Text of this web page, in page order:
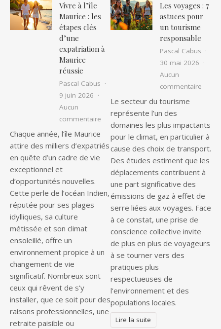
Vivre à l’île
Maurice : les
étapes clés
d’une
expatriation à
Maurice
réussie
Pascal Cabus
9 juin 2026
Aucun
commentaire sur Vivre à l’île Maurice : les étapes
Chaque année, l’île Maurice
attire des milliers d’expatriés
en quête d’un cadre de vie
exceptionnel et
d’opportunités nouvelles.
Cette perle de l’océan Indien,
réputée pour ses plages
idylliques, sa culture
métissée et son climat
ensoleillé, offre un
environnement propice à un
changement de vie
significatif. Nombreux sont
ceux qui rêvent de s’y
installer, que ce soit pour des
raisons professionnelles, une
retraite paisible ou
Les voyages : 7
astuces pour
un tourisme
responsable
Pascal Cabus
30 mai 2026
Aucun
commentaire
Le secteur du tourisme
représente l’un des
domaines les plus impactants
pour le climat, en particulier à
cause des choix de transport.
Des études estiment que les
déplacements contribuent à
une part significative des
émissions de gaz à effet de
serre liées aux voyages. Face
à ce constat, une prise de
conscience collective invite
de plus en plus de voyageurs
à se tourner vers des
pratiques plus
respectueuses de
l’environnement et des
populations locales.
Lire la suite